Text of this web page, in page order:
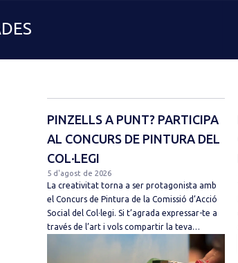
PINZELLS A PUNT? PARTICIPA
AL CONCURS DE PINTURA DEL
COL·LEGI
5 d'agost de 2026
La creativitat torna a ser protagonista amb
el Concurs de Pintura de la Comissió d’Acció
Social del Col·legi. Si t’agrada expressar-te a
través de l’art i vols compartir la teva…